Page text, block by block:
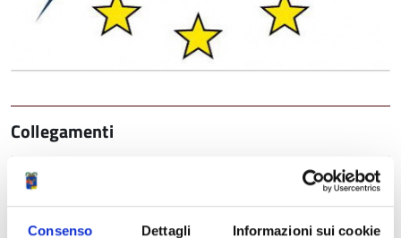
Consenso Dettagli Informazioni sui cookie
Collegamenti
AOR - Association of Romanian Towns
Il link al sito del partner rumeno